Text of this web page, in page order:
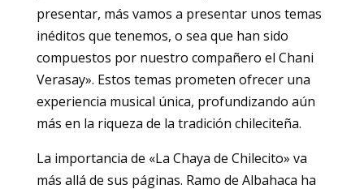
presentar, más vamos a presentar unos temas
inéditos que tenemos, o sea que han sido
compuestos por nuestro compañero el Chani
Verasay». Estos temas prometen ofrecer una
experiencia musical única, profundizando aún
más en la riqueza de la tradición chileciteña.
La importancia de «La Chaya de Chilecito» va
más allá de sus páginas. Ramo de Albahaca ha